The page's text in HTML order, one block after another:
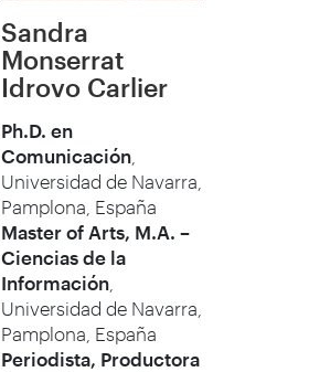
Sandra
Monserrat
Idrovo Carlier
Ph.D. en
Comunicación,
Universidad de Navarra,
Pamplona, España
Master of Arts, M.A. –
Ciencias de la
Información,
Universidad de Navarra,
Pamplona, España
Periodista, Productora